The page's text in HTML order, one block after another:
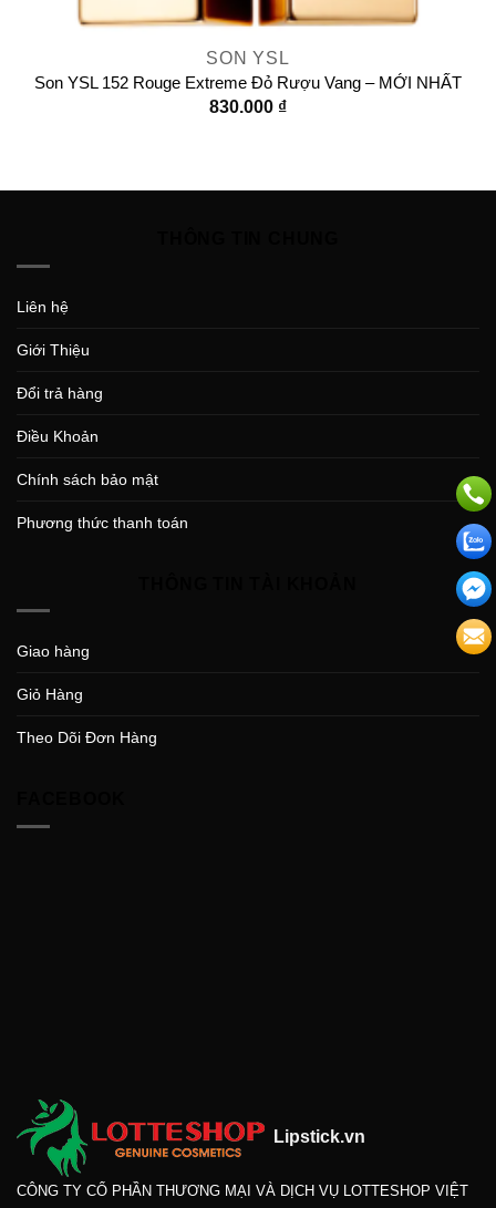
SON YSL
Son YSL 152 Rouge Extreme Đỏ Rượu Vang – MỚI NHẤT
830.000 ₫
Liên hệ
Giới Thiệu
Đổi trả hàng
Điều Khoản
Chính sách bảo mật
Phương thức thanh toán
Giao hàng
Giỏ Hàng
Theo Dõi Đơn Hàng
Lipstick.vn
CÔNG TY CỔ PHẦN THƯƠNG MẠI VÀ DỊCH VỤ LOTTESHOP VIỆT